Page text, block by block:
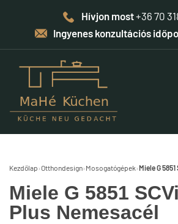
Hívjon most+36 70
Ingyenes konzultációs
Kezdőlap›Otthondesign› Mosogatógépek›Miele G
Miele G 5851
Plus Nemesacél